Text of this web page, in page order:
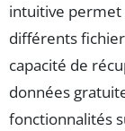
intuitive permet
différents
capacité de
données
fonctionnalités